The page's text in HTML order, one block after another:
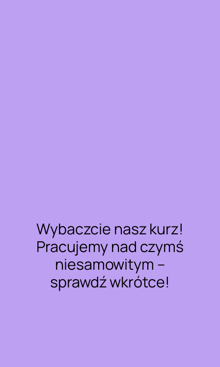
Wybaczcie nasz kurz!
Pracujemy nad czymś
niesamowitym –
sprawdź wkrótce!